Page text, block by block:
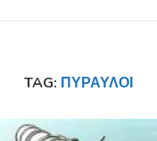
TAG: ΠΎΡΑΥΛΟΙ